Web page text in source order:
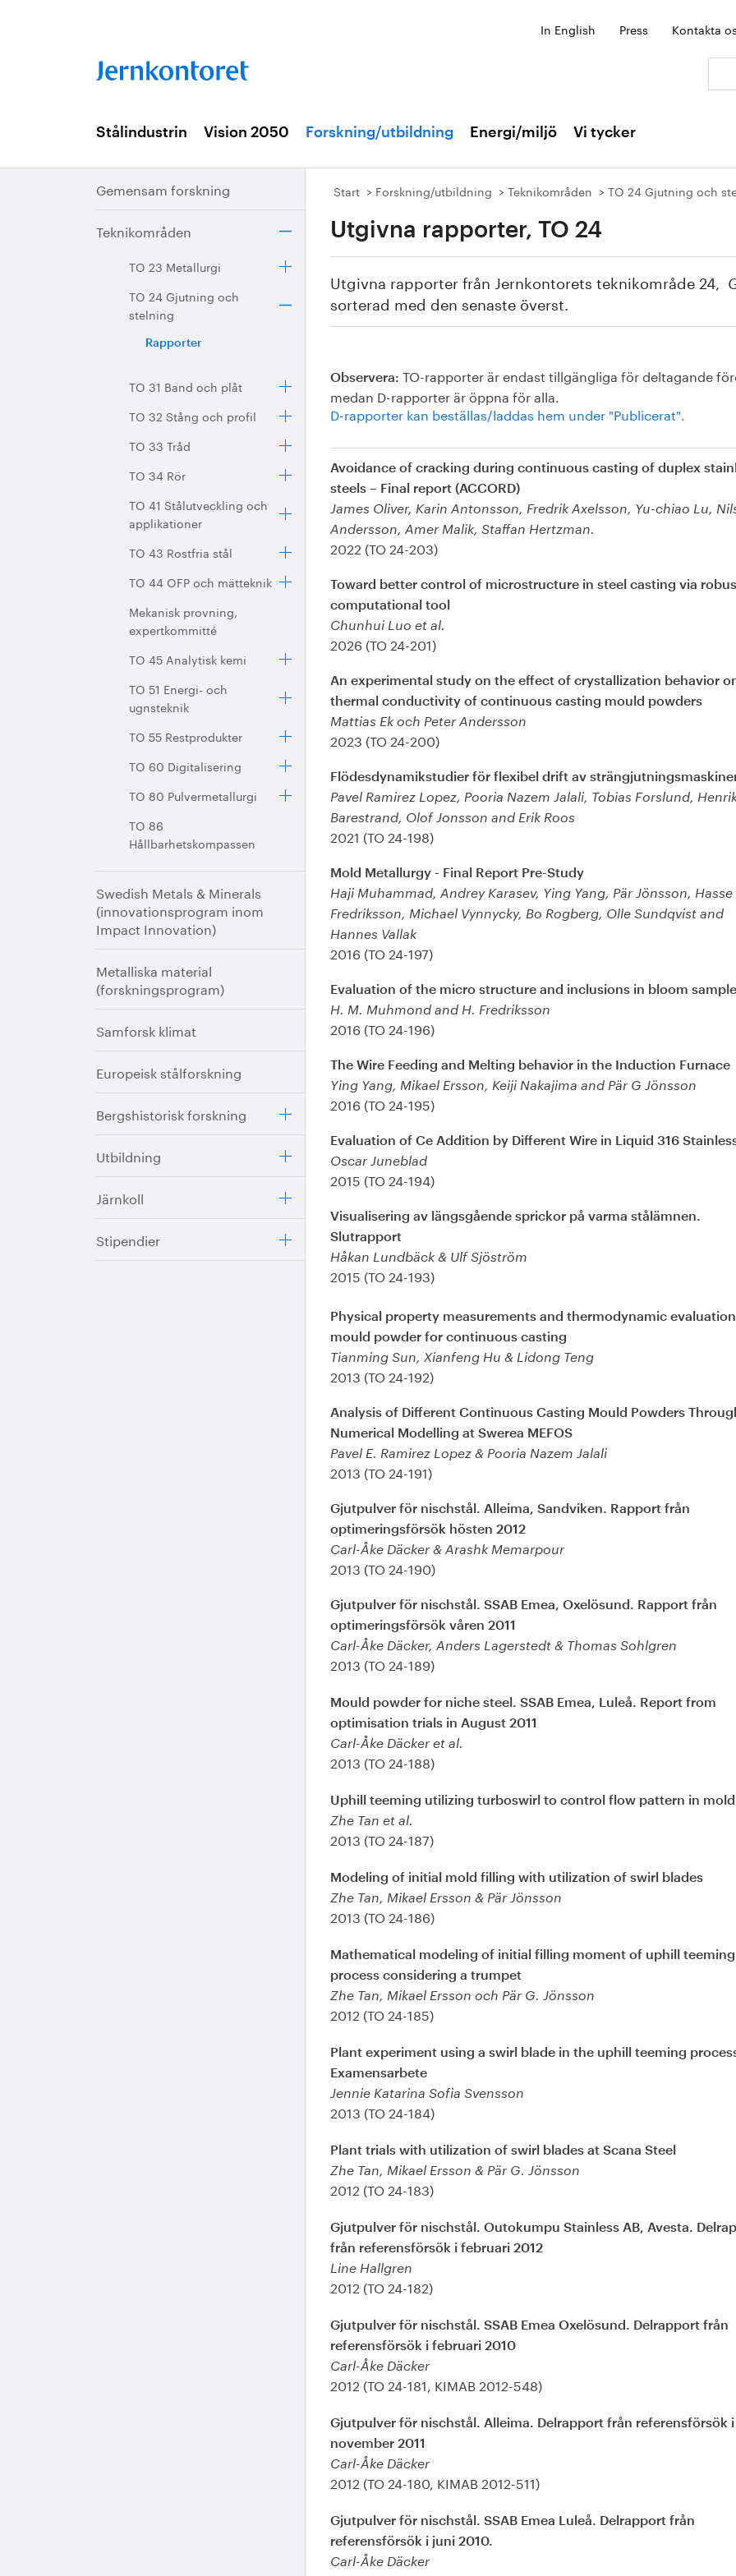
In English Press Kontakta
Stålindustrin Vision 2050 Forskning/utbildning Energi/miljö Vi tycker
Gemensam forskning
Teknikområden
TO 23 Metallurgi
TO 24 Gjutning och
stelning
Rapporter
TO 31 Band och plåt
TO 32 Stång och profil
TO 33 Tråd
TO 34 Rör
TO 41 Stålutveckling och
applikationer
TO 43 Rostfria stål
TO 44 OFP och mätteknik
Mekanisk provning,
expertkommitté
TO 45 Analytisk kemi
TO 51 Energi- och
ugnsteknik
TO 55 Restprodukter
TO 60 Digitalisering
TO 80 Pulvermetallurgi
TO 86
Hållbarhetskompassen
Swedish Metals & Minerals
(innovationsprogram inom
Impact Innovation)
Metalliska material
(forskningsprogram)
Samforsk klimat
Europeisk stålforskning
Bergshistorisk forskning
Utbildning
Järnkoll
Stipendier
Start Forskning/utbildning Teknikområden TO 24 Gjutning och
Utgivna rapporter, TO 24
Utgivna rapporter från Jernkontorets teknikområde 24,
sorterad med den senaste överst.
Observera: TO-rapporter är endast tillgängliga för deltagande
medan D-rapporter är öppna för alla.
D-rapporter kan beställas/laddas hem under "Publicerat".
Avoidance of cracking during continuous casting of duplex
steels – Final report (ACCORD)
James Oliver, Karin Antonsson, Fredrik Axelsson, Yu-chiao Lu,
Andersson, Amer Malik, Staffan Hertzman.
2022 (TO 24-203)
Toward better control of microstructure in steel casting via
computational tool
Chunhui Luo et al.
2026 (TO 24-201)
An experimental study on the effect of crystallization behavior
thermal conductivity of continuous casting mould powders
Mattias Ek och Peter Andersson
2023 (TO 24-200)
Flödesdynamikstudier för flexibel drift av
Pavel Ramirez Lopez, Pooria Nazem Jalali, Tobias Forslund,
Barestrand, Olof Jonsson and Erik Roos
2021 (TO 24-198)
Mold Metallurgy - Final Report Pre-Study
Haji Muhammad, Andrey Karasev, Ying Yang, Pär Jönsson, Hasse
Fredriksson, Michael Vynnycky, Bo Rogberg, Olle Sundqvist and
Hannes Vallak
2016 (TO 24-197)
Evaluation of the micro structure and inclusions in bloom
H. M. Muhmond and H. Fredriksson
2016 (TO 24-196)
The Wire Feeding and Melting behavior in the Induction Furnace
Ying Yang, Mikael Ersson, Keiji Nakajima and Pär G Jönsson
2016 (TO 24-195)
Evaluation of Ce Addition by Different Wire in Liquid 316
Oscar Juneblad
2015 (TO 24-194)
Visualisering av längsgående sprickor på varma stålämnen.
Slutrapport
Håkan Lundbäck & Ulf Sjöström
2015 (TO 24-193)
Physical property measurements and thermodynamic
mould powder for continuous casting
Tianming Sun, Xianfeng Hu & Lidong Teng
2013 (TO 24-192)
Analysis of Different Continuous Casting Mould Powders
Numerical Modelling at Swerea MEFOS
Pavel E. Ramirez Lopez & Pooria Nazem Jalali
2013 (TO 24-191)
Gjutpulver för nischstål. Alleima, Sandviken. Rapport från
optimeringsförsök hösten 2012
Carl-Åke Däcker & Arashk Memarpour
2013 (TO 24-190)
Gjutpulver för nischstål. SSAB Emea, Oxelösund. Rapport från
optimeringsförsök våren 2011
Carl-Åke Däcker, Anders Lagerstedt & Thomas Sohlgren
2013 (TO 24-189)
Mould powder for niche steel. SSAB Emea, Luleå. Report from
optimisation trials in August 2011
Carl-Åke Däcker et al.
2013 (TO 24-188)
Uphill teeming utilizing turboswirl to control flow pattern in mold
Zhe Tan et al.
2013 (TO 24-187)
Modeling of initial mold filling with utilization of swirl blades
Zhe Tan, Mikael Ersson & Pär Jönsson
2013 (TO 24-186)
Mathematical modeling of initial filling moment of uphill teeming
process considering a trumpet
Zhe Tan, Mikael Ersson och Pär G. Jönsson
2012 (TO 24-185)
Plant experiment using a swirl blade in the uphill teeming
Examensarbete
Jennie Katarina Sofia Svensson
2013 (TO 24-184)
Plant trials with utilization of swirl blades at Scana Steel
Zhe Tan, Mikael Ersson & Pär G. Jönsson
2012 (TO 24-183)
Gjutpulver för nischstål. Outokumpu Stainless AB, Avesta.
från referensförsök i februari 2012
Line Hallgren
2012 (TO 24-182)
Gjutpulver för nischstål. SSAB Emea Oxelösund. Delrapport från
referensförsök i februari 2010
Carl-Åke Däcker
2012 (TO 24-181, KIMAB 2012-548)
Gjutpulver för nischstål. Alleima. Delrapport från referensförsök i
november 2011
Carl-Åke Däcker
2012 (TO 24-180, KIMAB 2012-511)
Gjutpulver för nischstål. SSAB Emea Luleå. Delrapport från
referensförsök i juni 2010.
Carl-Åke Däcker